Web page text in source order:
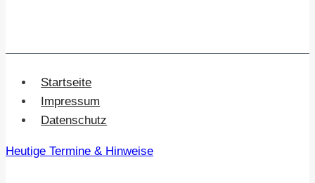
Startseite
Impressum
Datenschutz
Heutige Termine & Hinweise